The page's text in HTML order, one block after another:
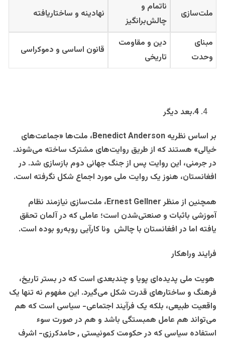
ملت‌سازی
ناتمام و
چالش‌برانگیز
نهادینه و ساختاریافته
مبنای
وحدت
دین و مقاومت
تاریخی
قانون اساسی و دموکراسی
4
.بعد دیگر
بر اساس نظریه Benedict Anderson، ملت‌ها «جماعت‌های
خیالی» هستند که از طریق روایت‌های مشترک ساخته می‌شوند.
در جرمنی، این روایت پس از جنگ جهانی دوم بازسازی شد. در
افغانستان، هنوز یک روایت ملی مورد اجماع شکل نگرفته است.
همچنین از منظرErnest Gellner، ملت‌سازی نیازمند نظام
آموزشی باثبات و صنعتی‌شدن است؛ عاملی که در آلمان تحقق
یافته اما در افغانستان با چالش ونا کارآیی روبه‌رو بوده است.
فرایند وراهکار
هویت ملی پدیده‌ای پویا و چندبعدی است که در بستر تاریخ،
فرهنگ و ساختارهای قدرت شکل می‌گیرد. این مفهوم نه تنها یک
واقعیت طبیعی، بلکه یک فرآیند اجتماعی- سیاسی است که هم
می‌تواند هم عامل همبستگی باشد و هم در صورت سوء
استفاده سیاسی که در حکومت کمونیستی , حامدکرزی- اشرف